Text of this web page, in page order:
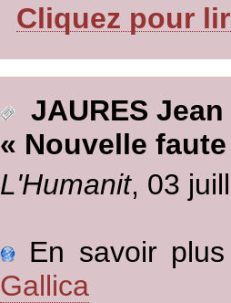
Cliquez pour
JAURES Jean
« Nouvelle
L'Humanit, 03
En savoir
Gallica